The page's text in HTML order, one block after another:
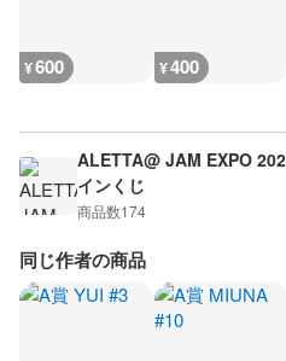
¥600 ¥400
ALETTA@ JAM EXPO
インくじ
商品数174
同じ作者の商品